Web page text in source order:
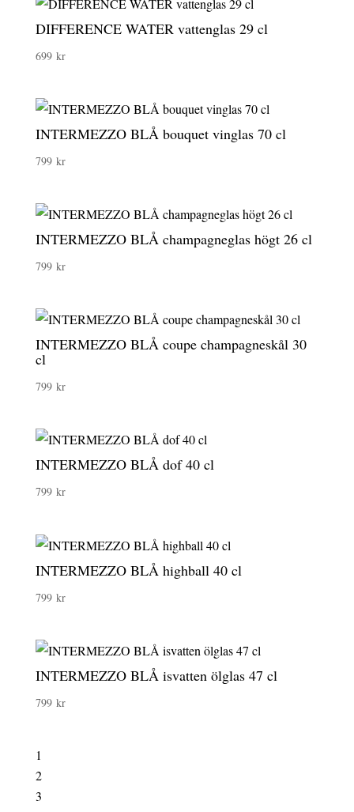
DIFFERENCE WATER vattenglas 29 cl
699 kr
INTERMEZZO BLÅ bouquet vinglas 70 cl
799 kr
INTERMEZZO BLÅ champagneglas högt 26 cl
799 kr
INTERMEZZO BLÅ coupe champagneskål 30
cl
799 kr
INTERMEZZO BLÅ dof 40 cl
799 kr
INTERMEZZO BLÅ highball 40 cl
799 kr
INTERMEZZO BLÅ isvatten ölglas 47 cl
799 kr
1
2
3